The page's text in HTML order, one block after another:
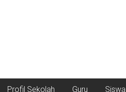
Profil Sekolah Guru Siswa